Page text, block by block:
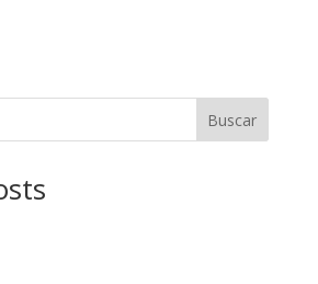
Buscar